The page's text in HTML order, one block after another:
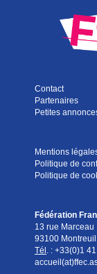
Contact
Partenaires
Petites
Mentions
Politique de
Politique de
Fédération
13 rue Marceau
93100
Tél . : +33(0)1